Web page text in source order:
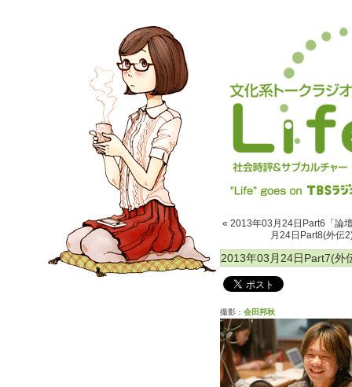
« 2013年03月24日Part6「論
月24日Part8(外伝
2013年03月24日Part7(外
撮影： 会田邦秋